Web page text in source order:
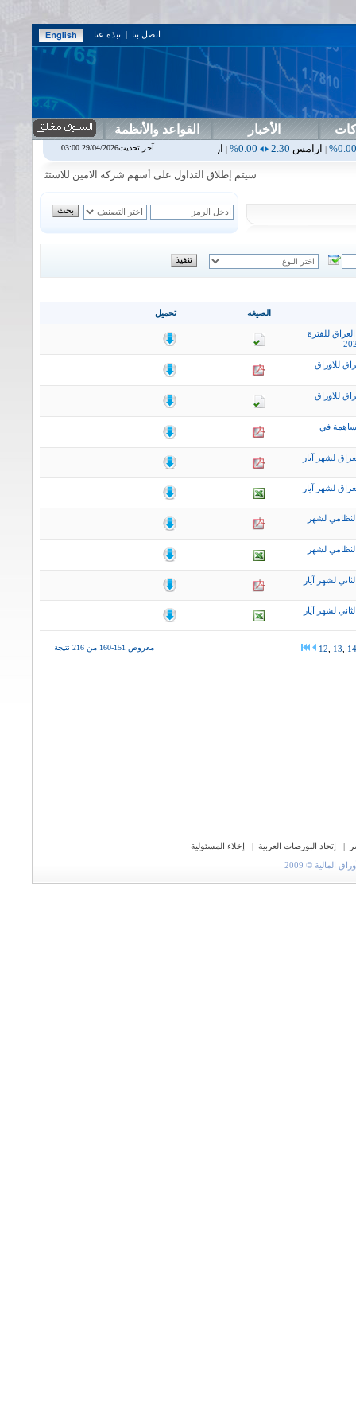
اتصل بنا | نبذة عنا
الأخبار القواعد والأنظمة
2.30
|اربيل 0.00
0.00
0.00%
|اسفنج
سيتم إطلاق التداول على أسهم شركة الامين للاستثمار المالي في
تحميل الصيغه
للفترة
للاوراق
للاوراق
في
لشهر آيار
لشهر آيار
لشهر
لشهر
لشهر آيار
لشهر آيار
معروض 151-160 من 216 نتيجة 12 13 14
| إتحاد البورصات العربية |
إخلاء المسئولية
© 2009